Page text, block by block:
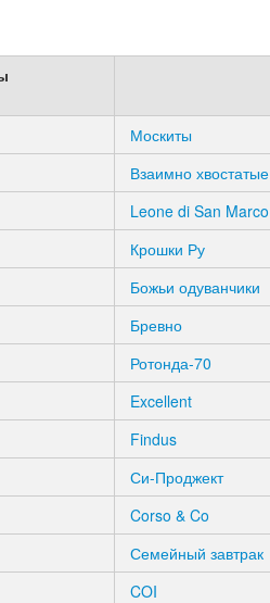
Москиты
Взаимно хвостатые
Leone di San Marco
Крошки Ру
Божьи одуванчики
Бревно
Ротонда-70
Excellent
Findus
Си-Проджект
Corso & Co
Семейный завтрак
COI